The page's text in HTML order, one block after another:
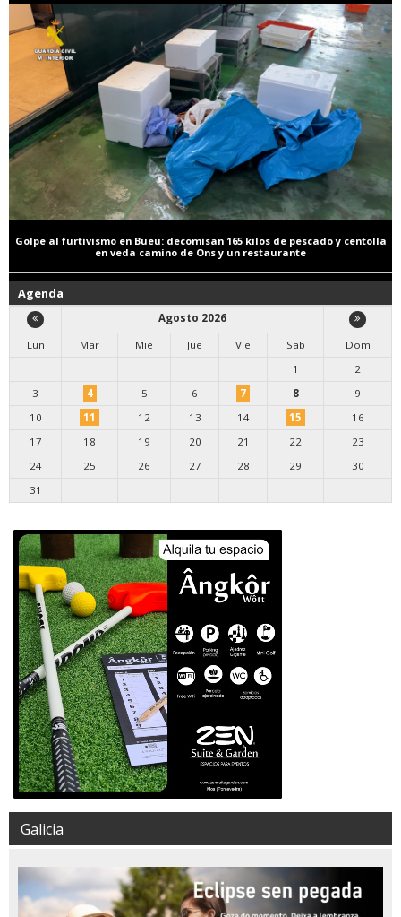
Golpe al furtivismo en Bueu: decomisan 165 kilos de pescado y centolla
en veda camino de Ons y un restaurante
Agenda
Agosto 2026
Lun
Mar Mie Jue Vie Sab
Dom
1
2
3
4 5 6 7 8
9
10
11 12 13 14 15
16
17
18 19 20 21 22
23
24
25 26 27 28 29
30
31
Galicia